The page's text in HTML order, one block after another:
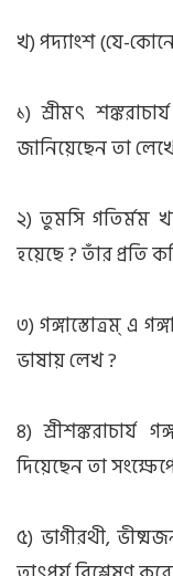
খ) পদ্যাংশ (যে-
১) শ্রীমৎ
জানিয়েছেন তা
২) তুমসি গতির্মম
হয়েছে ? তাঁর প্রতি
৩) গঙ্গাস্তোত্রম্ এ
ভাষায় লেখ ?
৪)
দিয়েছেন তা
৫) ভাগীরথী,